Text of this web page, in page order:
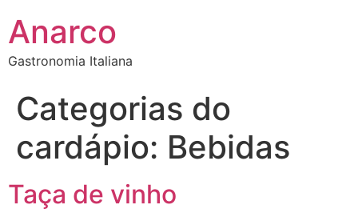
Anarco
Gastronomia Italiana
Categorias do
cardápio: Bebidas
Taça de vinho